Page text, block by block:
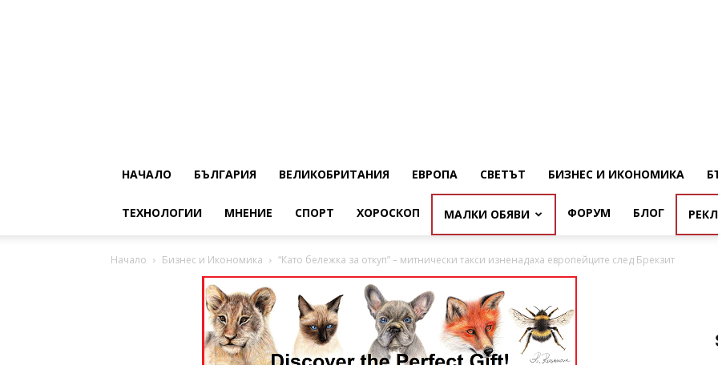
НАЧАЛО БЪЛГАРИЯ ВЕЛИКОБРИТАНИЯ ЕВРОПА СВЕТЪТ БИЗНЕС И ИКОНОМИКА
ТЕХНОЛОГИИ МНЕНИЕ СПОРТ ХОРОСКОП МАЛКИ ОБЯВИ ФОРУМ БЛОГ
Начало Бизнес и Икономика “Като бележка за откуп” – митнически такси изненадаха европейците след Брекзит